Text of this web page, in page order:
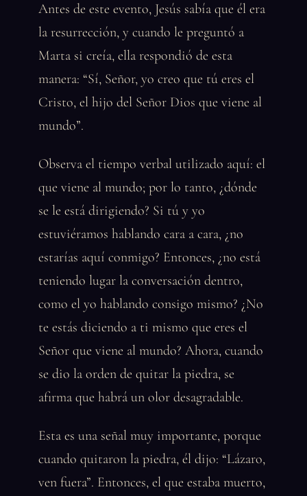
Antes de este evento, Jesús sabía que él era
la resurrección, y cuando le preguntó a
Marta si creía, ella respondió de esta
manera: “Sí, Señor, yo creo que tú eres el
Cristo, el hijo del Señor Dios que viene al
mundo”.
Observa el tiempo verbal utilizado aquí: el
que viene al mundo; por lo tanto, ¿dónde
se le está dirigiendo? Si tú y yo
estuviéramos hablando cara a cara, ¿no
estarías aquí conmigo? Entonces, ¿no está
teniendo lugar la conversación dentro,
como el yo hablando consigo mismo? ¿No
te estás diciendo a ti mismo que eres el
Señor que viene al mundo? Ahora, cuando
se dio la orden de quitar la piedra, se
afirma que habrá un olor desagradable.
Esta es una señal muy importante, porque
cuando quitaron la piedra, él dijo: “Lázaro,
ven fuera”. Entonces, el que estaba muerto,